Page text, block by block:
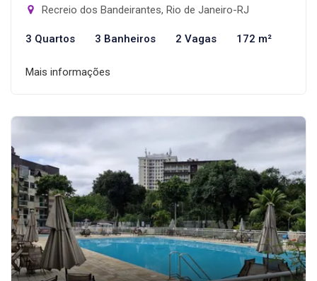
Recreio dos Bandeirantes, Rio de Janeiro-RJ
3 Quartos 3 Banheiros 2 Vagas 172 m²
Mais informações